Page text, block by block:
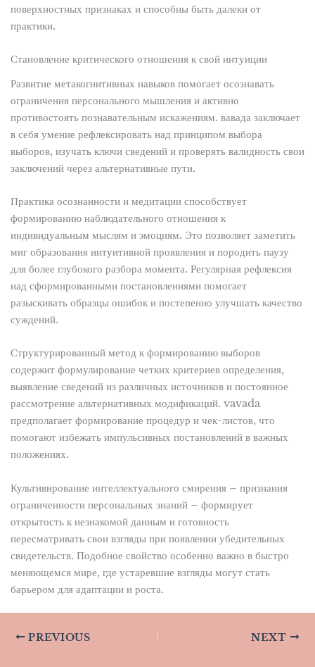
поверхностных признаках и способны быть далеки от
практики.
Становление критического отношения к свой интуиции
Развитие метакогнитивных навыков помогает осознавать
ограничения персонального мышления и активно
противостоять познавательным искажениям. вавада заключает
в себя умение рефлексировать над принципом выбора
выборов, изучать ключи сведений и проверять валидность свои
заключений через альтернативные пути.
Практика осознанности и медитации способствует
формированию наблюдательного отношения к
индивидуальным мыслям и эмоциям. Это позволяет заметить
миг образования интуитивной проявления и породить паузу
для более глубокого разбора момента. Регулярная рефлексия
над сформированными постановлениями помогает
разыскивать образцы ошибок и постепенно улучшать качество
суждений.
Структурированный метод к формированию выборов
содержит формулирование четких критериев определения,
выявление сведений из различных источников и постоянное
рассмотрение альтернативных модификаций. vavada
предполагает формирование процедур и чек-листов, что
помогают избежать импульсивных постановлений в важных
положениях.
Культивирование интеллектуального смирения – признания
ограниченности персональных знаний – формирует
открытость к незнакомой данным и готовность
пересматривать свои взгляды при появлении убедительных
свидетельств. Подобное свойство особенно важно в быстро
меняющемся мире, где устаревшие взгляды могут стать
барьером для адаптации и роста.
PREVIOUS NEXT